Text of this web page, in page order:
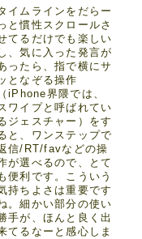
イムラインをだらー
と慣性スクロールさ
てるだけでも楽しい
、気に入った発言が
ったら、指で横にサ
となぞる操作
（iPhone界隈では、
ワイプと呼ばれてい
ジェスチャー）をす
と、ワンステップで
信/RT/favなどの操
が選べるので、とて
便利です。こういう
持ちよさは重要です
。細かい部分の使い
手が、ほんと良く出
てるなーと感心しま